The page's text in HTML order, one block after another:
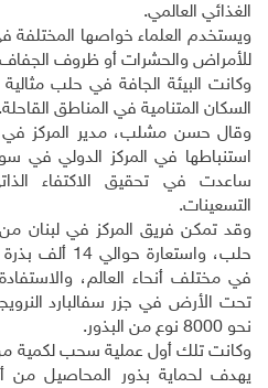
الغذائي العالمي.
ويستخدم العلماء خواصها المختلفة
للأمراض والحشرات أو ظروف الجفاف
وكانت البيئة الجافة في حلب
السكان المتنامية في المناطق القاحلة.
وقال حسن مشلب، مدير المركز في
استنباطها في المركز الدولي في
ساعدت في تحقيق الاكتفاء
التسعينات.
وقد تمكن فريق المركز في لبنان
حلب،
في مختلف أنحاء العالم،
تحت الأرض في جزر سفالبارد
نحو 8000 نوع من البذور
.
وكانت تلك أول عملية سحب لكمية من
يهدف لحماية بذور المحاصيل من